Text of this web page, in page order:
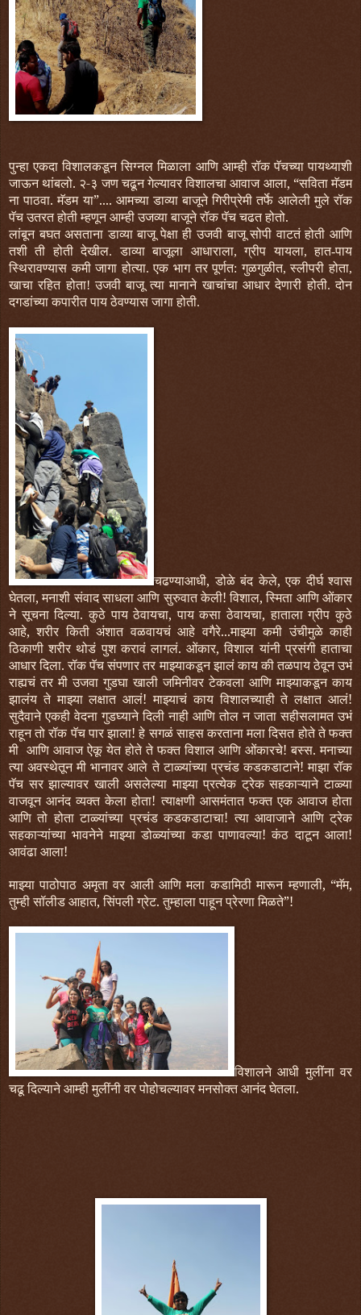
पुन्हा एकदा विशालकडून सिग्नल मिळाला आणि आम्ही रॉक पॅचच्या पायथ्याशी
जाऊन थांबलो. २-३ जण चढून गेल्यावर विशालचा आवाज आला, “सविता मॅडम
ना पाठवा. मॅडम या”.... आमच्या डाव्या बाजूने गिरीप्रेमी तर्फे आलेली मुले रॉक
पॅच उतरत होती म्हणून आम्ही उजव्या बाजूने रॉक पॅच चढत होतो.
लांबून बघत असताना डाव्या बाजू पेक्षा ही उजवी बाजू सोपी वाटतं होती आणि
तशी ती होती देखील. डाव्या बाजूला आधाराला, ग्रीप यायला, हात-पाय
स्थिरावण्यास कमी जागा होत्या. एक भाग तर पूर्णत: गुळगुळीत, स्लीपरी होता,
खाचा रहित होता! उजवी बाजू त्या मानाने खाचांचा आधार देणारी होती. दोन
दगडांच्या कपारीत पाय ठेवण्यास जागा होती.
चढण्याआधी, डोळे बंद केले, एक दीर्घ श्वास
घेतला, मनाशी संवाद साधला आणि सुरुवात केली! विशाल, स्मिता आणि ओंकार
ने सूचना दिल्या. कुठे पाय ठेवायचा, पाय कसा ठेवायचा, हाताला ग्रीप कुठे
आहे, शरीर किती अंशात वळवायचं आहे वगैरे...माझ्या कमी उंचीमुळे काही
ठिकाणी शरीर थोडं पुश करावं लागलं. ओंकार, विशाल यांनी प्रसंगी हाताचा
आधार दिला. रॉक पॅच संपणार तर माझ्याकडून झालं काय की तळपाय ठेवून उभं
राह्यचं तर मी उजवा गुडघा खाली जमिनीवर टेकवला आणि माझ्याकडून काय
झालंय ते माझ्या लक्षात आलं! माझ्याचं काय विशालच्याही ते लक्षात आलं!
सुदैवाने एकही वेदना गुडघ्याने दिली नाही आणि तोल न जाता सहीसलामत उभं
राहून तो रॉक पॅच पार झाला! हे सगळं साहस करताना मला दिसत होते ते फक्त
मी आणि आवाज ऐकू येत होते ते फक्त विशाल आणि ओंकारचे! बस्स. मनाच्या
त्या अवस्थेतून मी भानावर आले ते टाळ्यांच्या प्रचंड कडकडाटाने! माझा रॉक
पॅच सर झाल्यावर खाली असलेल्या माझ्या प्रत्येक ट्रेक सहकाऱ्याने टाळ्या
वाजवून आनंद व्यक्त केला होता! त्याक्षणी आसमंतात फक्त एक आवाज होता
आणि तो होता टाळ्यांच्या प्रचंड कडकडाटाचा! त्या आवाजाने आणि ट्रेक
सहकाऱ्यांच्या भावनेने माझ्या डोळ्यांच्या कडा पाणावल्या! कंठ दाटून आला!
आवंढा आला!
माझ्या पाठोपाठ अमृता वर आली आणि मला कडामिठी मारून म्हणाली, “मॅम,
तुम्ही सॉलीड आहात, सिंपली ग्रेट. तुम्हाला पाहून प्रेरणा मिळते”!
विशालने आधी मुलींना वर
चढू दिल्याने आम्ही मुलींनी वर पोहोचल्यावर मनसोक्त आनंद घेतला.